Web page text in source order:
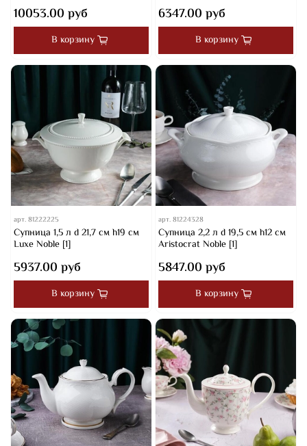
10053.00 руб
В корзину
6347.00 руб
В корзину
арт.81222225
Супница 1,5 л d 21,7 см h19 см
Luxe Noble [1]
5937.00 руб
В корзину
арт.81224328
Супница 2,2 л d 19,5 см h12 см
Aristocrat Noble [1]
5847.00 руб
В корзину